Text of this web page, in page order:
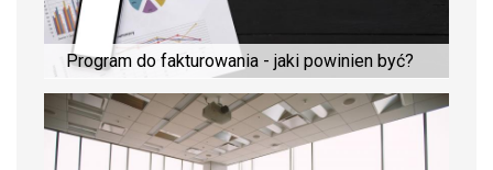
Program do fakturowania - jaki powinien być?